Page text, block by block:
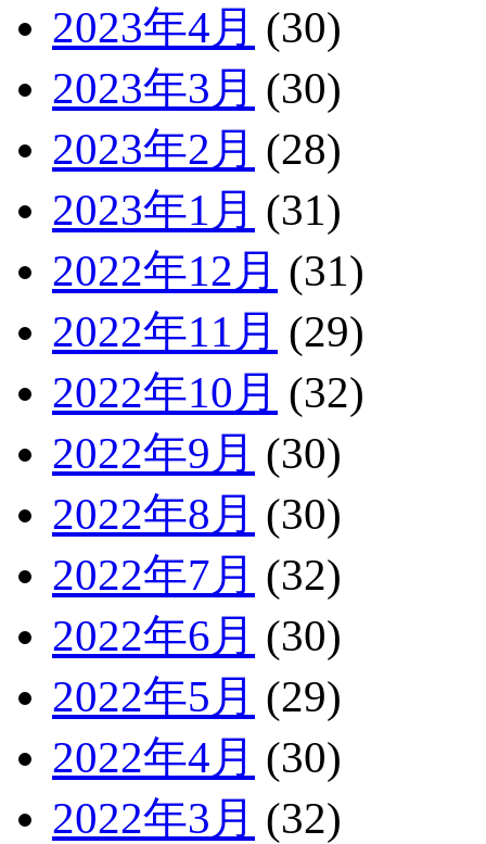
2023年4月 (30)
2023年3月 (30)
2023年2月 (28)
2023年1月 (31)
2022年12月 (31)
2022年11月 (29)
2022年10月 (32)
2022年9月 (30)
2022年8月 (30)
2022年7月 (32)
2022年6月 (30)
2022年5月 (29)
2022年4月 (30)
2022年3月 (32)